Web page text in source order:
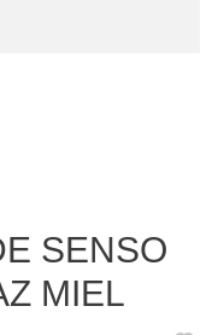
SENSO
MIEL